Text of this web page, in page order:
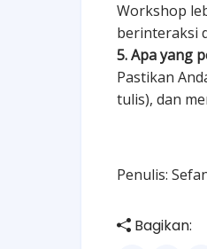
Workshop
berinteraksi
5. Apa yang
Pastikan
tulis), dan
Penulis:
Bagikan: